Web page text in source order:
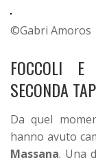
©Gabri Amoros
FOCCOLI
SECONDA
Da quel
hanno avuto
Massana. Una